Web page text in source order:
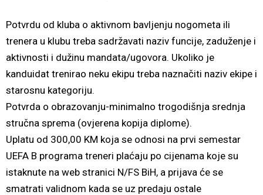
Potvrdu od kluba o aktivnom bavljenju nogometa ili
trenera u klubu treba sadržavati naziv funcije, zaduženje i
aktivnosti i dužinu mandata/ugovora. Ukoliko je
kanduidat trenirao neku ekipu treba naznačiti naziv ekipe i
starosnu kategoriju.
Potvrda o obrazovanju-minimalno trogodišnja srednja
stručna sprema (ovjerena kopija diplome).
Uplatu od 300,00 KM koja se odnosi na prvi semestar
UEFA B programa treneri plaćaju po cijenama koje su
istaknute na web stranici N/FS BiH, a prijava će se
smatrati validnom kada se uz predaju ostale